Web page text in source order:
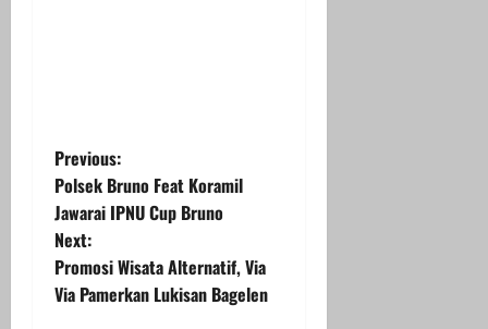
P
o
s
t
Previous:
Polsek Bruno Feat Koramil
Jawarai IPNU Cup Bruno
Next:
Promosi Wisata Alternatif, Via
Via Pamerkan Lukisan Bagelen